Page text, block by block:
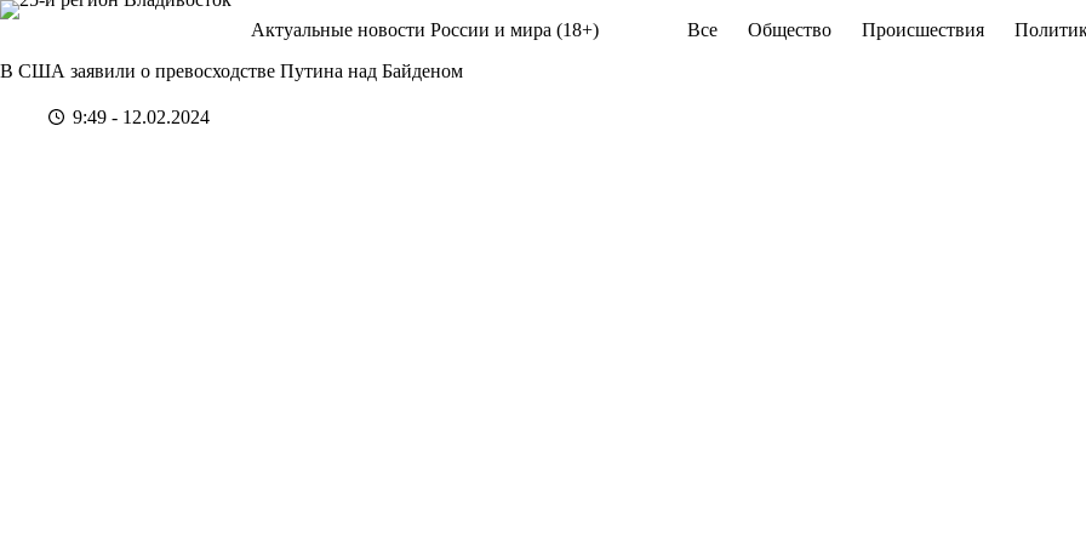
Перейти
Актуальные новости России и мира (18+) Все Общество Происшествия
В США заявили о превосходстве Путина над Байденом
9:49 - 12.02.2024